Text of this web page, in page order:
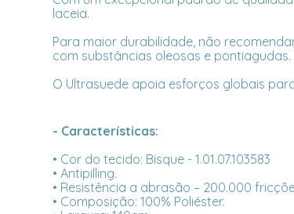
laceia.
Para maior durabilidade, não
com substâncias oleosas e pontiagudas.
O Ultrasuede apoia esforços globais
- Características:
• Cor do tecido: Bisque - 1.01.07.103583
• Antipilling.
• Resistência a abrasão – 200.000
• Composição: 100% Poliéster.